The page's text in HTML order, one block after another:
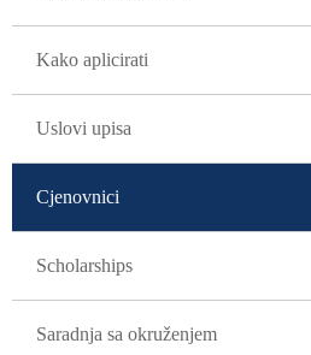
Kako aplicirati
Uslovi upisa
Cjenovnici
Scholarships
Saradnja sa okruženjem